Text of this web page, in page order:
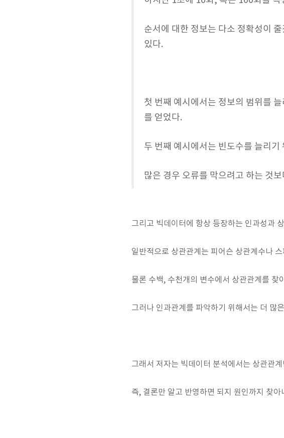
순서에 대한 정보는 다소 정확성이
있다.
첫 번째 예시에서는 정보의 범위를
를 얻었다.
두 번째 예시에서는 빈도수를 늘리
많은 경우 오류를 막으려고 하는 것
그리고 빅데이터에 항상 등장하는 인과성과
일반적으로 상관관계는 피어슨 상관계수나
물론 수백, 수천개의 변수에서 상관관계를 찾
그러나 인과관계를 파악하기 위해서는 더 많
그래서 저자는 빅데이터 분석에서는 상관관
즉, 결론만 알고 반영하면 되지 원인까지 찾